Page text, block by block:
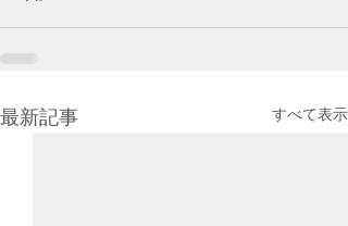
最新記事 すべて表示